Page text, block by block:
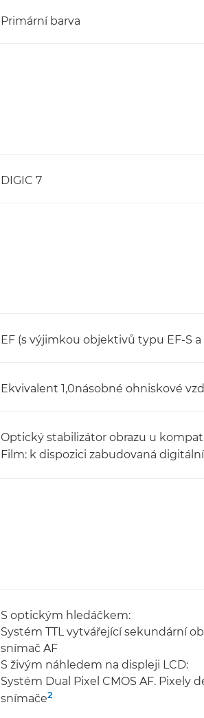
Primární barva
DIGIC 7
EF (s výjimkou objektivů typu EF-S a
Ekvivalent 1,0násobné ohniskové
Optický stabilizátor obrazu u
Film: k dispozici zabudovaná
S optickým hledáčkem:
Systém TTL vytvářející sekundární
snímač AF
S živým náhledem na displeji LCD:
Systém Dual Pixel CMOS AF. Pixely
snímače2